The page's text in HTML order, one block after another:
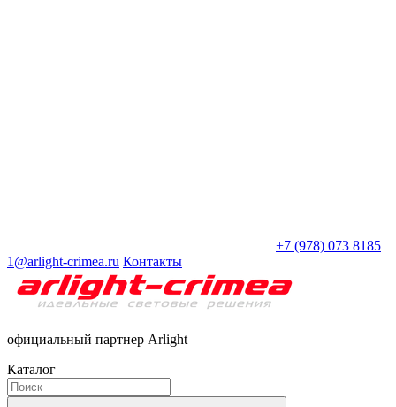
+7 (978) 073 8185
1@arlight-crimea.ru Контакты
официальный партнер Arlight
Каталог